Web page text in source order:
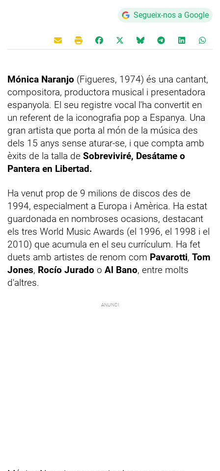
Segueix-nos a Google
Mónica Naranjo (Figueres, 1974) és una cantant,
compositora, productora musical i presentadora
espanyola. El seu registre vocal l'ha convertit en
un referent de la iconografia pop a Espanya. Una
gran artista que porta al món de la música des
dels 15 anys sense aturar-se, i que compta amb
èxits de la talla de Sobreviviré, Desátame o
Pantera en Libertad.
Ha venut prop de 9 milions de discos des de
1994, especialment a Europa i Amèrica. Ha estat
guardonada en nombroses ocasions, destacant
els tres World Music Awards (el 1996, el 1998 i el
2010) que acumula en el seu currículum. Ha fet
duets amb artistes de renom com Pavarotti, Tom
Jones, Rocío Jurado o Al Bano, entre molts
d'altres.